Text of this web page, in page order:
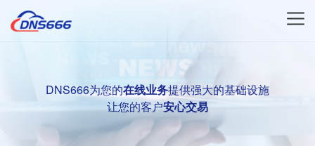
DNS666为您的在线业务提供强大的基础设施
让您的客户安心交易